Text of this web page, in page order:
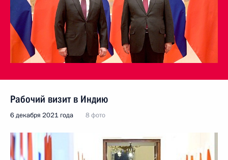
Рабочий визит в Индию
6 декабря 2021 года 8 фото